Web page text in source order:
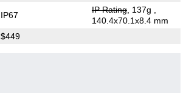
IP67
IP Rating, 137g
140.4x70.1x8.4 mm
$449